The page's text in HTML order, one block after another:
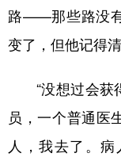
路——那些路没
变了，但他记得清
“没想过会获
员，一个普通医
人，我去了。